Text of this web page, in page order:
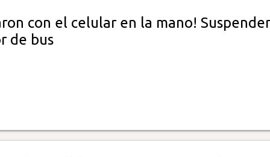
con el celular en la mano!
de bus